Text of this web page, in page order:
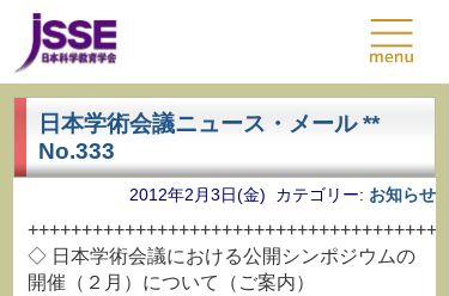
日本学術会議ニュース・メール **
No.333
2012年2月3日(金) カテゴリー: お知らせ
◇ 日本学術会議における公開シンポジウムの
開催（２月）について（ご案内）